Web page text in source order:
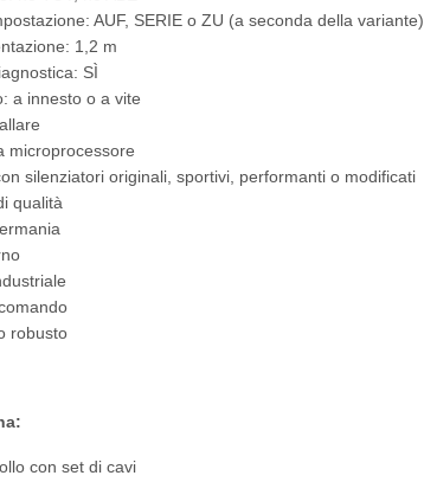
AUF, SERIE o ZU (a seconda della variante)
1,2 m
SÌ
a innesto o a vite
microprocessore
silenziatori originali, sportivi, performanti o modificati
qualità
robusto
con set di cavi